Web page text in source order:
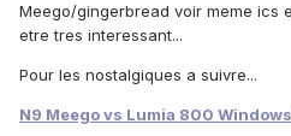
Meego/gingerbread voir meme ics
etre tres interessant...
Pour les nostalgiques a suivre...
N9 Meego vs Lumia 800